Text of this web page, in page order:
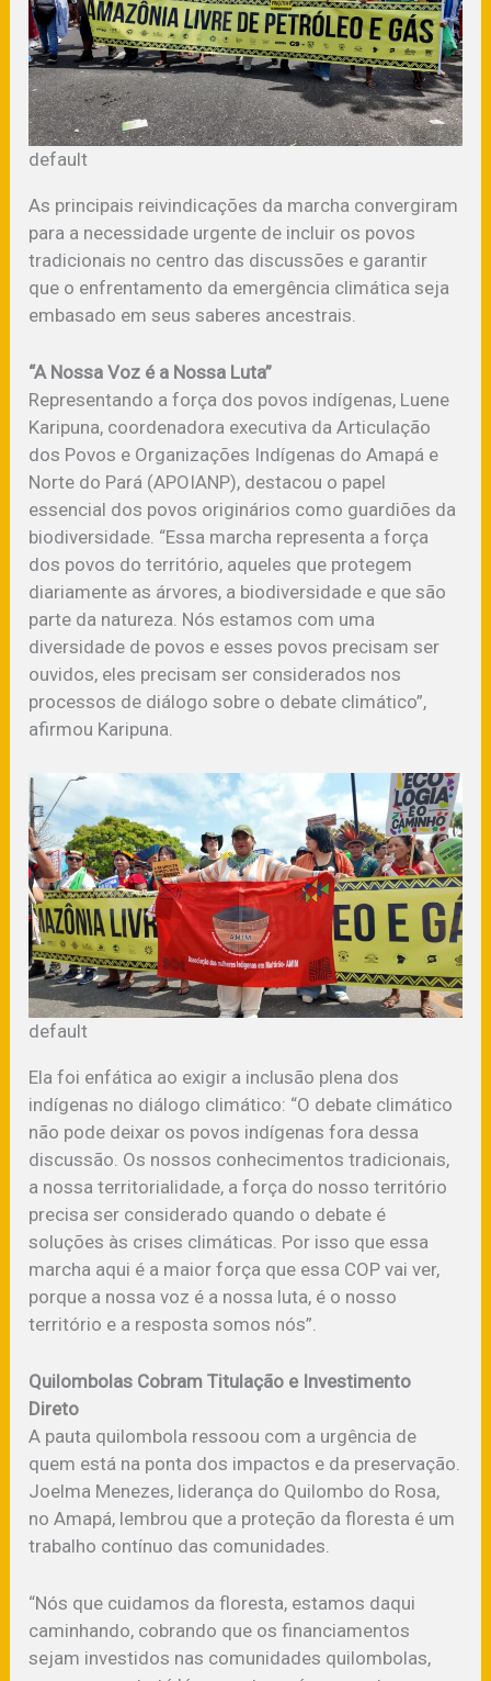
default
As principais reivindicações da marcha convergiram
para a necessidade urgente de incluir os povos
tradicionais no centro das discussões e garantir
que o enfrentamento da emergência climática seja
embasado em seus saberes ancestrais.
“A Nossa Voz é a Nossa Luta”
Representando a força dos povos indígenas, Luene
Karipuna, coordenadora executiva da Articulação
dos Povos e Organizações Indígenas do Amapá e
Norte do Pará (APOIANP), destacou o papel
essencial dos povos originários como guardiões da
biodiversidade. “Essa marcha representa a força
dos povos do território, aqueles que protegem
diariamente as árvores, a biodiversidade e que são
parte da natureza. Nós estamos com uma
diversidade de povos e esses povos precisam ser
ouvidos, eles precisam ser considerados nos
processos de diálogo sobre o debate climático”,
afirmou Karipuna.
default
Ela foi enfática ao exigir a inclusão plena dos
indígenas no diálogo climático: “O debate climático
não pode deixar os povos indígenas fora dessa
discussão. Os nossos conhecimentos tradicionais,
a nossa territorialidade, a força do nosso território
precisa ser considerado quando o debate é
soluções às crises climáticas. Por isso que essa
marcha aqui é a maior força que essa COP vai ver,
porque a nossa voz é a nossa luta, é o nosso
território e a resposta somos nós”.
Quilombolas Cobram Titulação e Investimento
Direto
A pauta quilombola ressoou com a urgência de
quem está na ponta dos impactos e da preservação.
Joelma Menezes, liderança do Quilombo do Rosa,
no Amapá, lembrou que a proteção da floresta é um
trabalho contínuo das comunidades.
“Nós que cuidamos da floresta, estamos daqui
caminhando, cobrando que os financiamentos
sejam investidos nas comunidades quilombolas,